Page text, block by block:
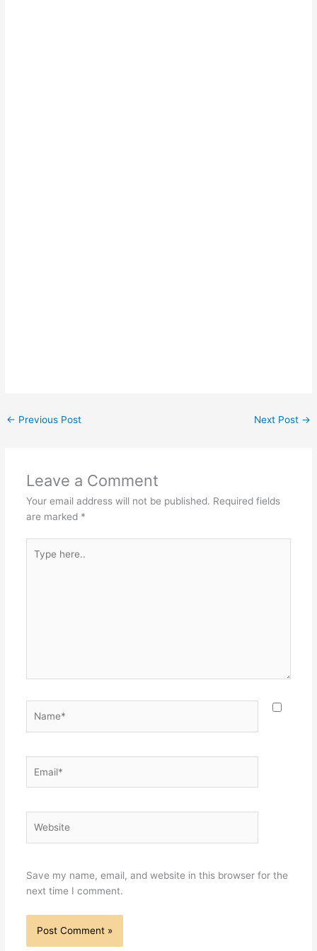
← Previous Post Next Post →
Leave a Comment
Your email address will not be published. Required fields
are marked *
here..
Save my name, email, and website in this browser for the
next time I comment.